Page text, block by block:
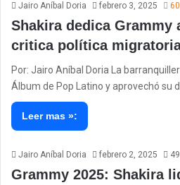
Jairo Aníbal Doria febrero 3, 2025
Shakira dedica Grammy
critica política
Por: Jairo Aníbal Doria La
Álbum de Pop Latino y aprovechó su
Leer mas »:
Jairo Aníbal Doria febrero 2, 2025
Grammy 2025: Shakira